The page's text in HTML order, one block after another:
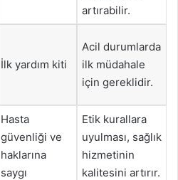
artırabilir.
İlk yardım kiti
Acil durumlarda
ilk müdahale
için gereklidir.
Hasta
güvenliği ve
haklarına
saygı
Etik kurallara
uyulması, sağlık
hizmetinin
kalitesini artırır.